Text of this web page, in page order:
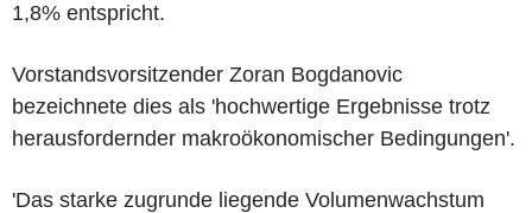
1,8% entspricht.
Vorstandsvorsitzender Zoran Bogdanovic
bezeichnete dies als 'hochwertige Ergebnisse trotz
herausfordernder makroökonomischer Bedingungen'.
'Das starke zugrunde liegende Volumenwachstum